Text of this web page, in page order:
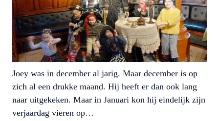
Joey was in december al jarig. Maar december is op
zich al een drukke maand. Hij heeft er dan ook lang
naar uitgekeken. Maar in Januari kon hij eindelijk zijn
verjaardag vieren op…